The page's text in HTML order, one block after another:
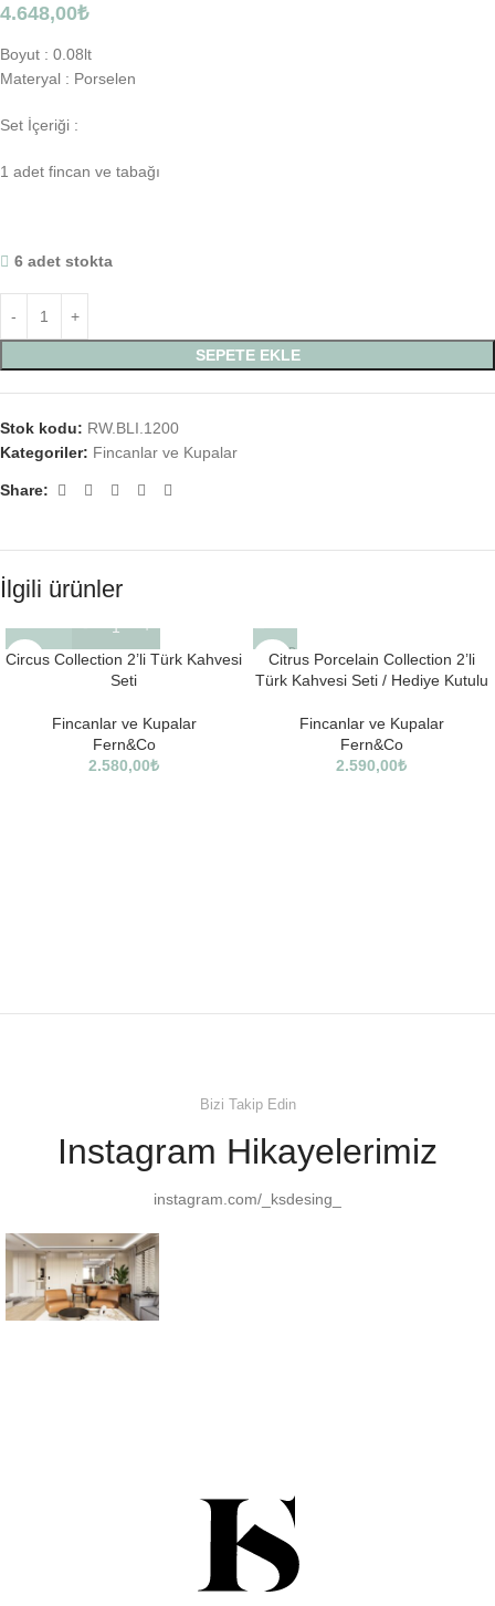
4.648,00₺
Boyut : 0.08lt
Materyal : Porselen
Set İçeriği :
1 adet fincan ve tabağı
6 adet stokta
SEPETE EKLE
Stok kodu: RW.BLI.1200
Kategoriler: Fincanlar ve Kupalar
Share:
İlgili ürünler
Circus Collection 2’li Türk Kahvesi
Seti
Fincanlar ve Kupalar
Fern&Co
2.580,00₺
SOLD
OUT
Citrus Porcelain Collection 2’li
Türk Kahvesi Seti / Hediye Kutulu
Fincanlar ve Kupalar
Fern&Co
2.590,00₺
Bizi Takip Edin
Instagram Hikayelerimiz
instagram.com/_ksdesing_